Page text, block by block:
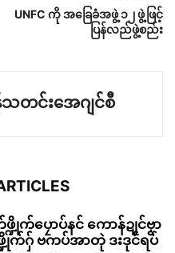
UNFC ကို အခြေခံအဖွဲ့ ၁၂ ဖွဲ့ဖြင့်
ပြန်လည်ဖွဲ့စည်း
င်းအေဂျင်စီ
က်ပၠောပ်နင် ကောန်ဍုင်ဗၟာ
ဍိုက်ဂှ် ဗကပ်အာတုဲ ဒးဒုင်ရပ်